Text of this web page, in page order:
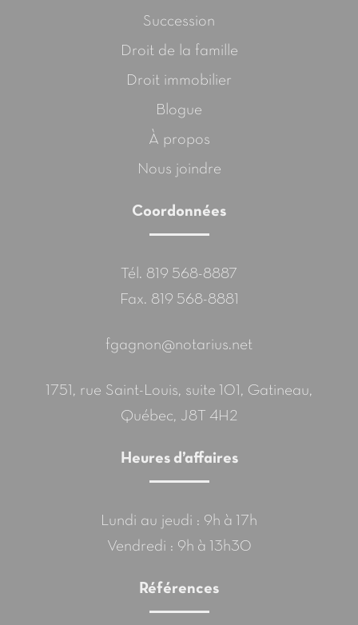
Succession
Droit de la famille
Droit immobilier
Blogue
À propos
Nous joindre
Coordonnées
Tél. 819 568-8887
Fax. 819 568-8881
fgagnon@notarius.net
1751, rue Saint-Louis, suite 101, Gatineau,
Québec, J8T 4H2
Heures d’affaires
Lundi au jeudi : 9h à 17h
Vendredi : 9h à 13h30
Références